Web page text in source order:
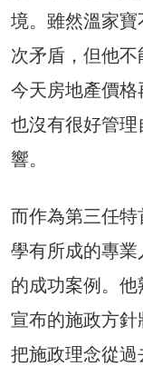
境。雖然溫家
次矛盾，但他
今天房地產價
也沒有很好管
響。
而作為第三任特
學有所成的專
的成功案例。
宣布的施政方針
把施政理念從過